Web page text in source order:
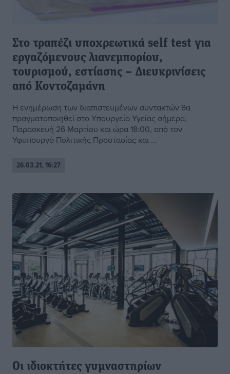
Στο τραπέζι υποχρεωτικά self test για
εργαζόμενους λιανεμπορίου,
τουρισμού, εστίασης – Διευκρινίσεις
από Κοντοζαμάνη
Η ενημέρωση των διαπιστευμένων συντακτών θα
πραγματοποιηθεί στο Υπουργείο Υγείας σήμερα,
Παρασκευή 26 Μαρτίου και ώρα 18:00, από τον
Υφυπουργό Πολιτικής Προστασίας και ...
26.03.21, 16:27
Οι ιδιοκτήτες γυμναστηρίων